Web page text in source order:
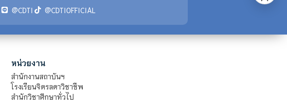
@CDTI @CDTIOFFICIAL
หน่วยงาน
สำนักงานสถาบันฯ
โรงเรียนจิตรลดาวิชาชีพ
สำนักวิชาศึกษาทั่วไป